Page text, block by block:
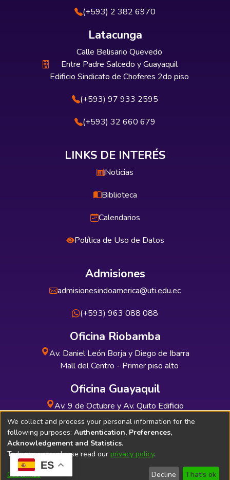
ES
(+593) 2 382 6970
Latacunga
Calle Belisario Quevedo
Entre Padre Salcedo y Guayaquil
Edificio Sindicato de Choferes 2do piso
(+593) 97 933 2595
(+593) 32 660 679
LINKS DE INTERÉS
Noticias
Biblioteca
Calendarios
Política de Uso de Datos
Admisiones
admisionesindoamerica@uti.edu.ec
(+593) 963 088 088
Oficina Riobamba
Av. Daniel León Borja y Diego de Ibarra
Mall del Centro - Primer piso alto
Oficina Guayaquil
Av. 9 de Octubre y Av. Quito Edificio
INDUAUTO - Planta baja
Soporte Técnico Bibliolatino.com
We collect and process your personal information for the
following purposes: Authentication, Preferences,
Acknowledgement and Statistics.
To learn more, please read our privacy policy.
Customize Decline That's ok